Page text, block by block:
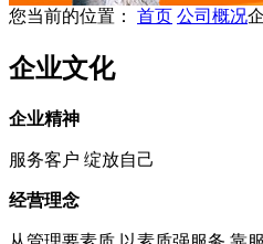
您当前的位置： 首页 公司概况
企业文化
企业精神
服务客户 绽放自己
经营理念